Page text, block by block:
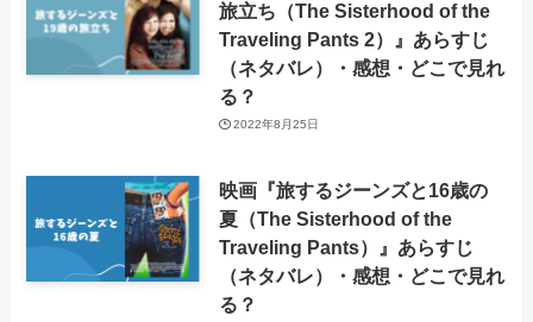
旅立ち（The Sisterhood of the
Traveling Pants 2）』あらすじ
（ネタバレ）・感想・どこで見れ
る？
2022年8月25日
映画『旅するジーンズと16歳の
夏（The Sisterhood of the
Traveling Pants）』あらすじ
（ネタバレ）・感想・どこで見れ
る？